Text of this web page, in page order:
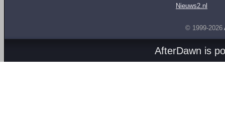
Nieuws2.nl
© 1999-2026
AfterDawn is